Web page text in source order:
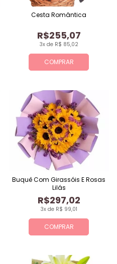
COMPRAR
3x de R$ 85,02
R$255,07
Cesta Romântica
COMPRAR
3x de R$ 99,01
R$297,02
Buquê Com Girassóis E Rosas
Lilás